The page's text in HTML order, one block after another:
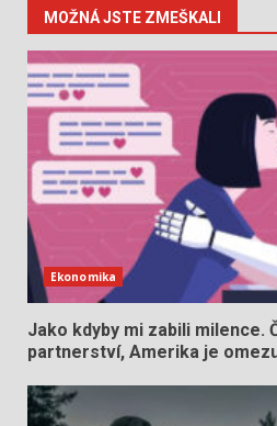
MOŽNÁ JSTE ZMEŠKALI
Ekonomika
Jako kdyby mi zabili milence.
partnerství, Amerika je